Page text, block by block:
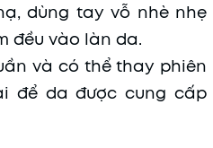
dùng tay vỗ nhè nhẹ
đều vào làn da.
và có thể thay phiên
để da được cung cấp